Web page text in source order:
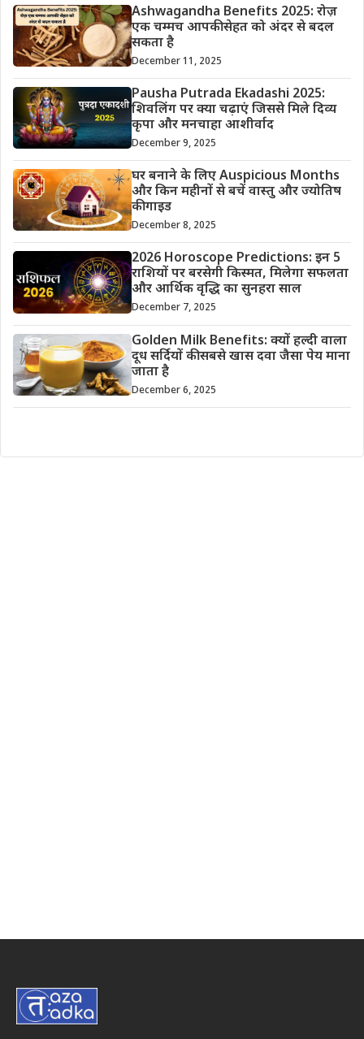
Ashwagandha Benefits 2025: रोज़
एक चम्मच आपकी सेहत को अंदर से बदल
सकता है
December 11, 2025
Pausha Putrada Ekadashi 2025:
शिवलिंग पर क्या चढ़ाएं जिससे मिले दिव्य
कृपा और मनचाहा आशीर्वाद
December 9, 2025
घर बनाने के लिए Auspicious Months
और किन महीनों से बचें वास्तु और ज्योतिष
की गाइड
December 8, 2025
2026 Horoscope Predictions: इन 5
राशियों पर बरसेगी किस्मत, मिलेगा सफलता
और आर्थिक वृद्धि का सुनहरा साल
December 7, 2025
Golden Milk Benefits: क्यों हल्दी वाला
दूध सर्दियों की सबसे खास दवा जैसा पेय माना
जाता है
December 6, 2025